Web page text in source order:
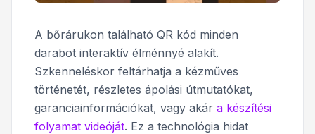
A bőrárukon található QR kód minden
darabot interaktív élménnyé alakít.
Szkenneléskor feltárhatja a kézműves
történetét, részletes ápolási útmutatókat,
garanciainformációkat, vagy akár a készítési
folyamat videóját. Ez a technológia hidat